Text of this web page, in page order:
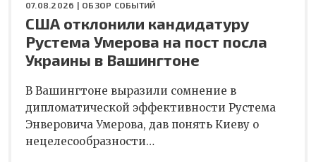
07.08.2026 | ОБЗОР СОБЫТИЙ
США отклонили кандидатуру
Рустема Умерова на пост посла
Украины в Вашингтоне
В Вашингтоне выразили сомнение в
дипломатической эффективности Рустема
Энверовича Умерова, дав понять Киеву о
нецелесообразности…